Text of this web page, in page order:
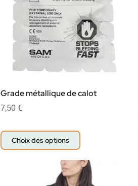
Grade métallique de calot
7,50 €
Choix des options